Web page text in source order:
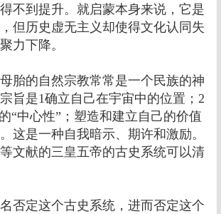
不到提升。就启蒙本身来说，它是
但历史虚无主义却使得文化认同失
力下降。
胎的自然宗教常常是一个民族的神
旨是1确立自己在宇宙中的位置；2
“中心性”；塑造和建立自己的价值
这是一种自我暗示、期许和激励。
文献的三皇五帝的古史系统可以清
否定这个古史系统，进而否定这个